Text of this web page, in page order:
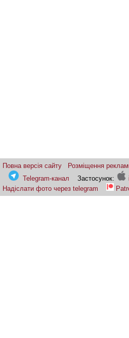
Повна версія сайту Розміщення
Telegram-канал
Застосунок:
Надіслати фото через telegram